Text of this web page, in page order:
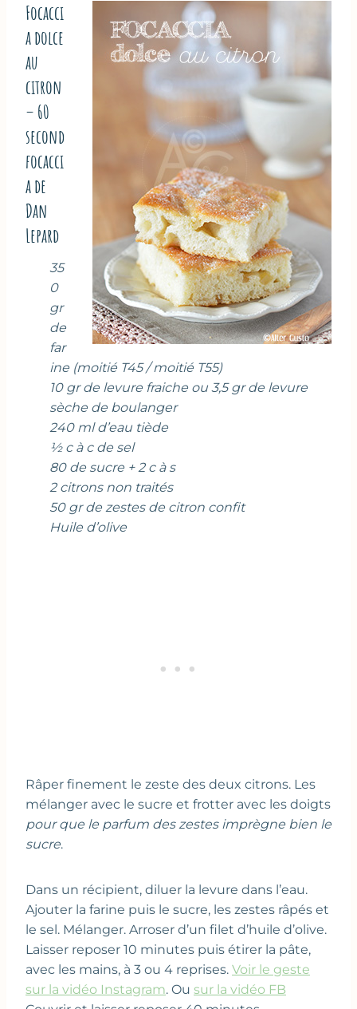
Focacci
a dolce
au
citron
– 60
second
focacci
a de
Dan
Lepard
35
0
gr
de
far
ine (moitié T45 / moitié T55)
10 gr de levure fraiche ou 3,5 gr de levure
sèche de boulanger
240 ml d’eau tiède
½ c à c de sel
80 de sucre + 2 c à s
2 citrons non traités
50 gr de zestes de citron confit
Huile d’olive
Râper finement le zeste des deux citrons. Les
mélanger avec le sucre et frotter avec les doigts
pour que le parfum des zestes imprègne bien le
sucre.
Dans un récipient, diluer la levure dans l’eau.
Ajouter la farine puis le sucre, les zestes râpés et
le sel. Mélanger. Arroser d’un filet d’huile d’olive.
Laisser reposer 10 minutes puis étirer la pâte,
avec les mains, à 3 ou 4 reprises. Voir le geste
sur la vidéo Instagram. Ou sur la vidéo FB